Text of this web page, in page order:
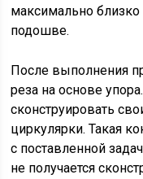
максимально
подошве.
После выполнения
реза на основе
сконструировать
циркулярки. Такая
с поставленной
не получается